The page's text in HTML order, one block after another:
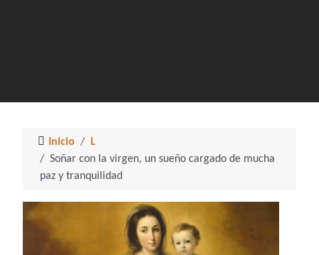
Inicio
L
Soñar con la virgen, un sueño cargado de mucha
paz y tranquilidad